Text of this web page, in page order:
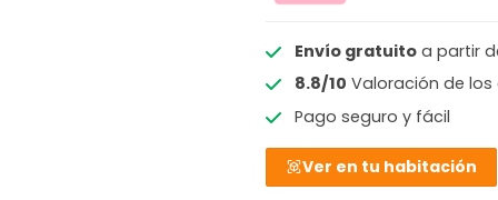
Envío gratuitoa partir
8.8/10 Valoración de los
Pago seguro y fácil
Ver en tu habitación